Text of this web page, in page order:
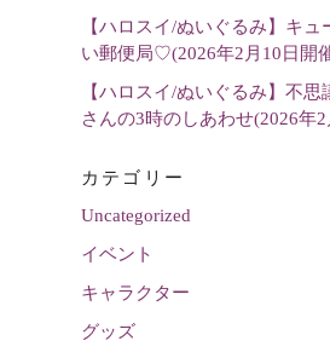
【ハロスイ/ぬいぐるみ】キュ
い郵便局♡(2026年2月10日開
【ハロスイ/ぬいぐるみ】不
さんの3時のしあわせ(2026年
カテゴリー
Uncategorized
イベント
キャラクター
グッズ